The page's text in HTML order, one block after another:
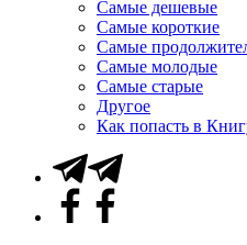
Самые дешевые
Самые короткие
Самые
Самые молодые
Самые старые
Другое
Как попасть в
Telegram
Facebook